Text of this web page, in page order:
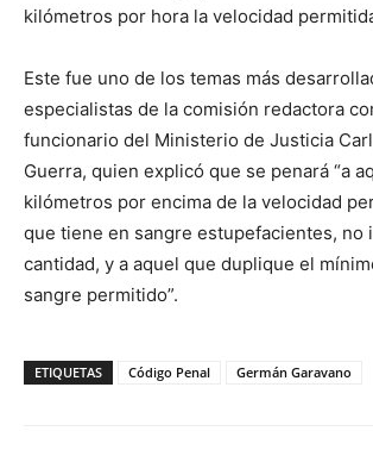
kilómetros por hora la velocidad
Este fue uno de los temas más
especialistas de la comisión redactora
funcionario del Ministerio de Justicia
Guerra, quien explicó que se penará “a
kilómetros por encima de la velocidad
que tiene en sangre estupefacientes, no
cantidad, y a aquel que duplique el
sangre permitido”.
ETIQUETAS Código Penal Germán Garavano